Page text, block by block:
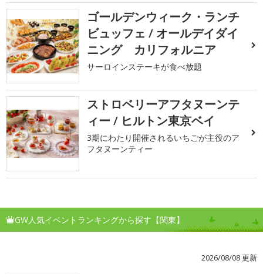
ゴールデンウィーク・ランチ
ビュッフェ / オールデイダイ
ニング カリフォルニア
サーロインステーキが食べ放題
ストロベリーアフタヌーンテ
ィー / ヒルトン東京ベイ
3期にわたり開催されるいちごが主役のア
フタヌーンティー
GW人気イベントランキングから探す【関東】
2026/08/08 更新